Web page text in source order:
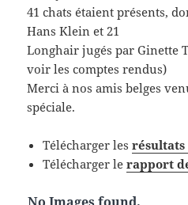
41 chats étaient présents,
Hans Klein et 21
Longhair jugés par Ginette
voir les comptes rendus)
Merci à nos amis belges
spéciale.
Télécharger lesrésultats
Télécharger lerapport